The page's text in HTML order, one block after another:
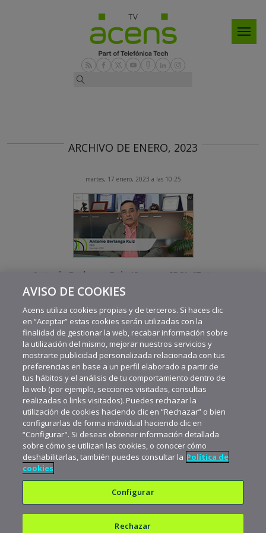
ARCHIVO DE ENERO, 2023
martes, 17 enero, 2023 a las 10:25
Antonio Berlanga Ruiz (Sermes CRO): “Estamos
desarrollando una plataforma para que traduzca el
lenguaje de signos”
Política de privacidad
AVISO DE COOKIES
Acens utiliza cookies propias y de terceros. Si haces clic
en “Aceptar” estas cookies serán utilizadas con la
finalidad de gestionar la web, recabar información sobre
la utilización del mismo, mejorar nuestros servicios y
mostrarte publicidad personalizada relacionada con tus
preferencias en base a un perfil elaborado a partir de
tus hábitos y el análisis de tu comportamiento dentro de
la web (por ejemplo, secciones visitadas, consultas
realizadas o links visitados). Puedes rechazar la
utilización de cookies haciendo clic en “Rechazar” o bien
configurarlas de forma individual haciendo clic en
“Configurar". Si deseas obtener información detallada
sobre cómo se utilizan las cookies, o conocer cómo
deshabilitarlas, también puedes consultar la Política de
cookies
Configurar
Rechazar